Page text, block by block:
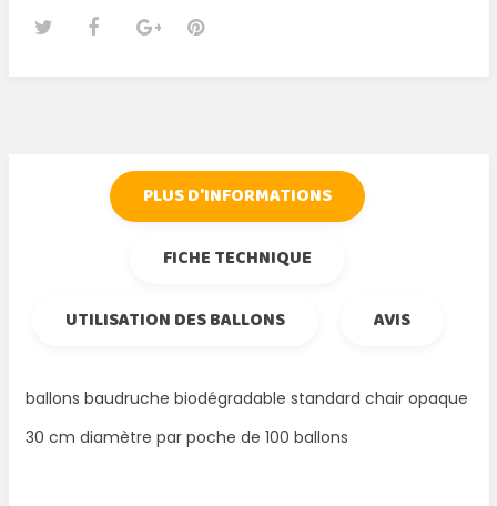
PLUS D'INFORMATIONS
FICHE TECHNIQUE
UTILISATION DES BALLONS
AVIS
ballons baudruche biodégradable standard chair opaque
30 cm diamètre par poche de 100 ballons